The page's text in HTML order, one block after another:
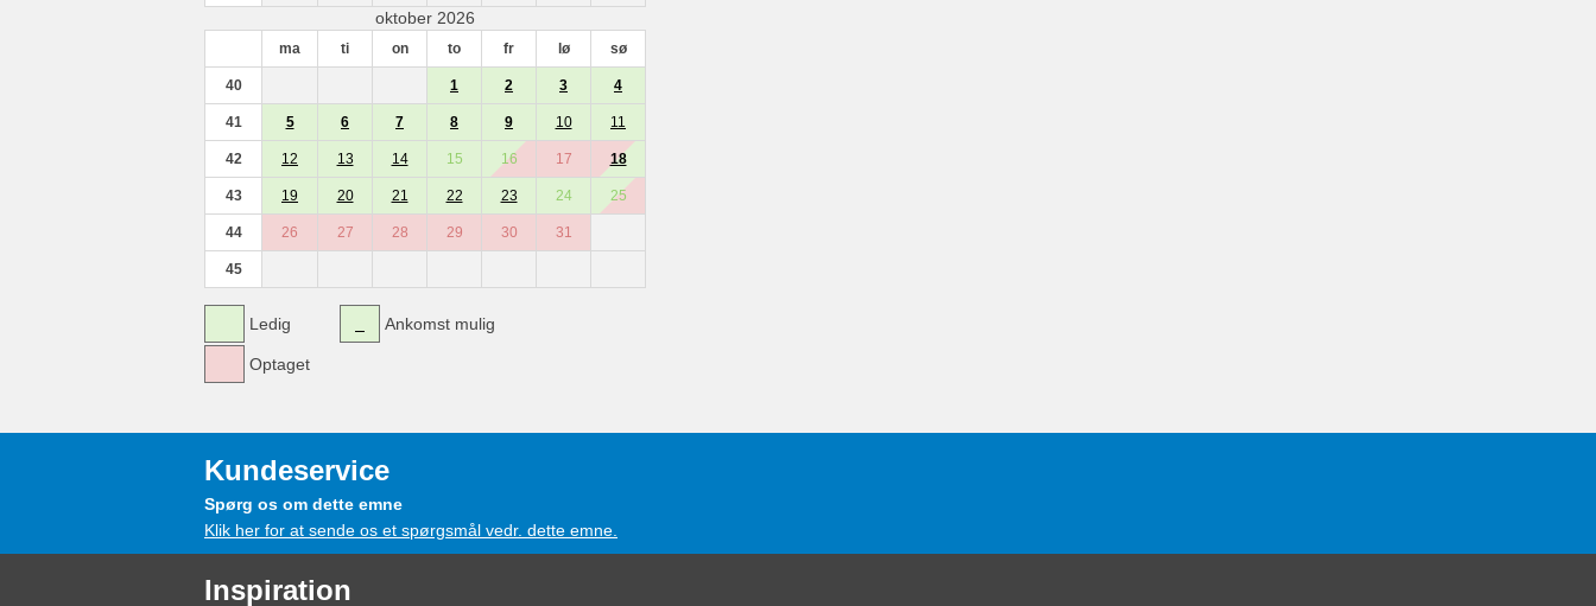
oktober 2026
ma ti on to fr lø sø
40 1 2 3 4
41 5 6 7 8 9 10 11
42 12 13 14 15 16 17 18
43 19 20 21 22 23 24 25
44 26 27 28 29 30 31
45
Ledig
Optaget
Ankomst mulig
Kundeservice
Spørg os om dette emne
Klik her for at sende os et spørgsmål vedr. dette emne.
Inspiration